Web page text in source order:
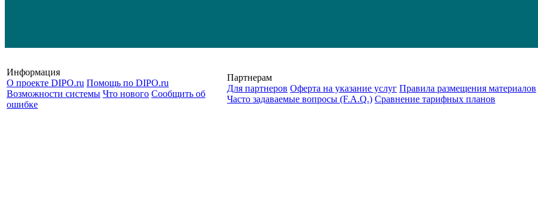
Информация
О проекте DIPO.ru Помощь по DIPO.ru
Возможности системы Что нового Сообщить об
ошибке
Партнерам
Для партнеров Оферта на указание услуг Правила размещения материалов
Часто задаваемые вопросы (F.A.Q.) Cравнение тарифных планов